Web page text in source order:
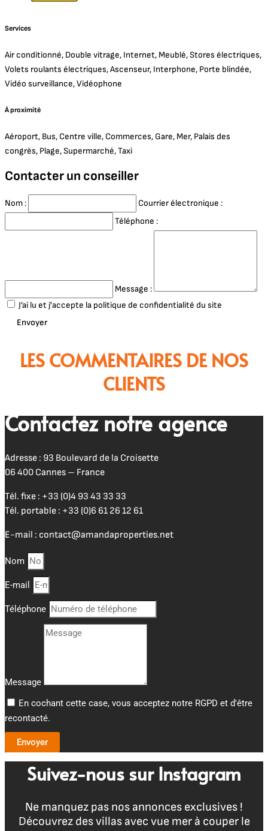
Services
Air conditionné, Double vitrage, Internet, Meublé, Stores électriques,
Volets roulants électriques, Ascenseur, Interphone, Porte blindée,
Vidéo surveillance, Vidéophone
À proximité
Aéroport, Bus, Centre ville, Commerces, Gare, Mer, Palais des
congrès, Plage, Supermarché, Taxi
Contacter un conseiller
Nom :
Courrier électronique :
Téléphone :
Message :
J’ai lu et j'accepte la politique de confidentialité du site
Envoyer
LES COMMENTAIRES DE NOS
CLIENTS
Contactez notre agence
Adresse : 93 Boulevard de la Croisette
06 400 Cannes – France
Tél. fixe : +33 (0)4 93 43 33 33
Tél. portable : +33 (0)6 61 26 12 61
E-mail : contact@amandaproperties.net
Nom
E-mail
Téléphone
Message
En cochant cette case, vous acceptez notre RGPD et d'être
recontacté.
Envoyer
Suivez-nous sur Instagram
Ne manquez pas nos annonces exclusives !
Découvrez des villas avec vue mer à couper le